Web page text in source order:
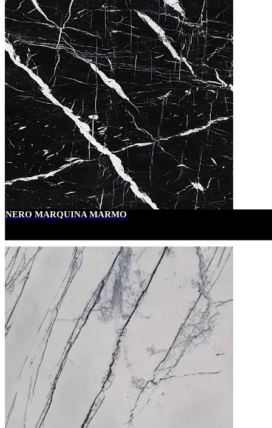
NERO MARQUINA MARMO